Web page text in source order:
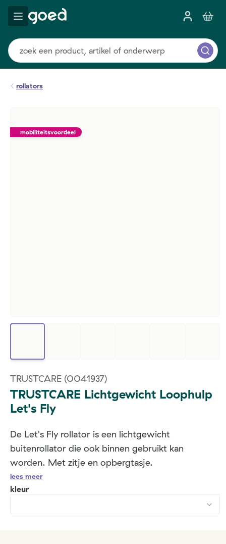
rollators
mobiliteitsvoordeel
TRUSTCARE (0041937)
TRUSTCARE Lichtgewicht Loophulp
Let's Fly
De Let's Fly rollator is een lichtgewicht
buitenrollator die ook binnen gebruikt kan
worden. Met zitje en opbergtasje.
lees meer
kleur